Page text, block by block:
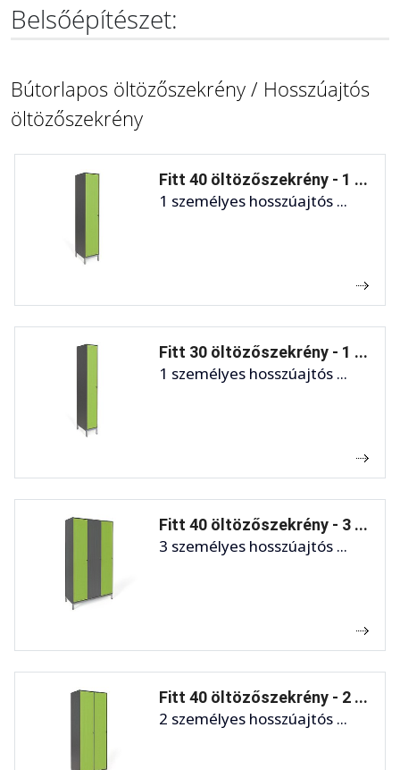
Belsőépítészet:
Bútorlapos öltözőszekrény / Hosszúajtós
öltözőszekrény
Fitt 40 öltözőszekrény - 1 ...
1 személyes hosszúajtós ...
Fitt 30 öltözőszekrény - 1 ...
1 személyes hosszúajtós ...
Fitt 40 öltözőszekrény - 3 ...
3 személyes hosszúajtós ...
Fitt 40 öltözőszekrény - 2 ...
2 személyes hosszúajtós ...